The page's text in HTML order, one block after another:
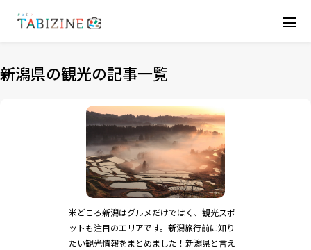
新潟県の観光の記事一覧
米どころ新潟はグルメだけではく、観光スポ
ットも注目のエリアです。新潟旅行前に知り
たい観光情報をまとめました！新潟県と言え